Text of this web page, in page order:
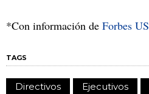
*Con información de Forbes US
TAGS
Directivos Ejecutivos